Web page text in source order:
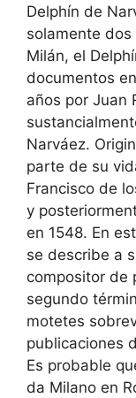
Delphín de
solamente
Milán, el
documentos
años por Juan
Narváez.
parte de su
Francisco de
y
en 1548. En
se describe a
compositor de
segundo
motetes
publicaciones
Es probable
da Milano en